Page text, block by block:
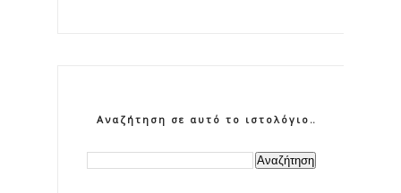
Αναζήτηση σε αυτό το ιστολόγιο